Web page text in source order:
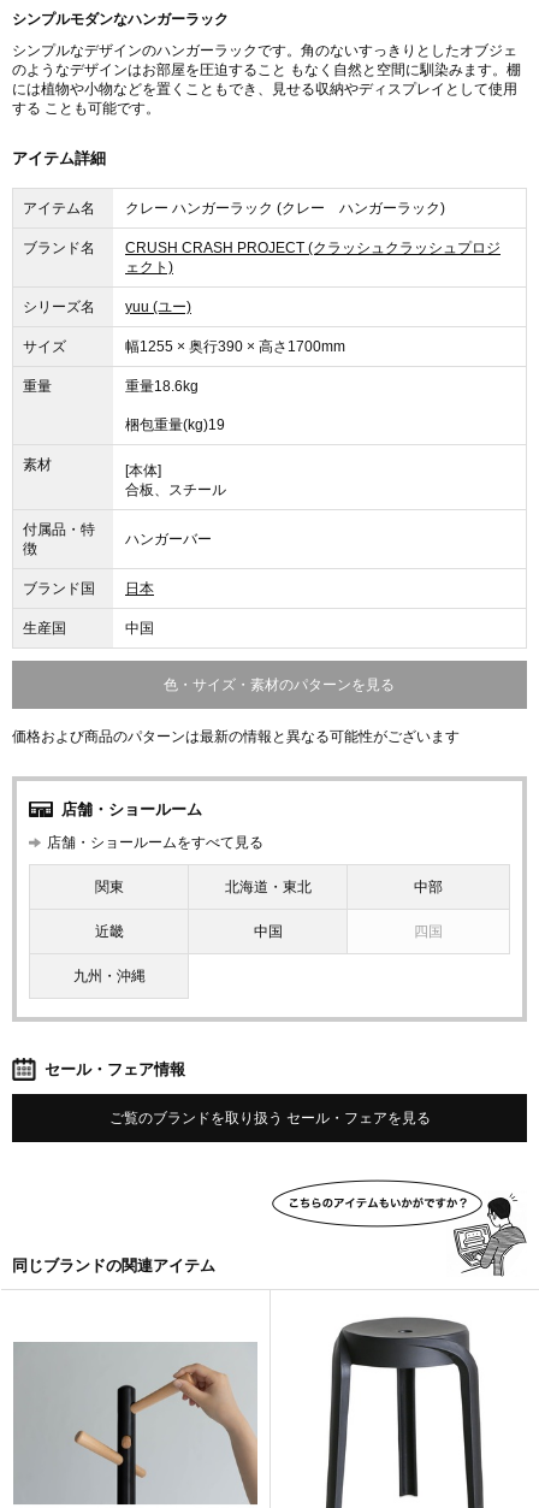
シンプルモダンなハンガーラック
シンプルなデザインのハンガーラックです。角のないすっきりとしたオブジェ
のようなデザインはお部屋を圧迫すること もなく自然と空間に馴染みます。棚
には植物や小物などを置くこともでき、見せる収納やディスプレイとして使用
する ことも可能です。
アイテム詳細
アイテム名 クレー ハンガーラック (クレー ハンガーラック)
ブランド名
CRUSH CRASH PROJECT (クラッシュクラッシュプロジ
ェクト)
シリーズ名 yuu (ユー)
サイズ 幅1255 × 奥行390 × 高さ1700mm
重量 重量18.6kg
梱包重量(kg)19
素材
[本体]
合板、スチール
付属品・特
徴
ハンガーバー
ブランド国 日本
生産国 中国
色・サイズ・素材のパターンを見る
価格および商品のパターンは最新の情報と異なる可能性がございます
店舗・ショールーム
店舗・ショールームをすべて見る
関東 北海道・東北 中部
近畿 中国 四国
九州・沖縄
セール・フェア情報
ご覧のブランドを取り扱う セール・フェアを見る
同じブランドの関連アイテム